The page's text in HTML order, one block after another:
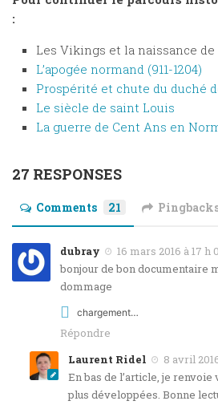
:
Les Vikings et la naissance
L’apogée normand (911-1204)
Prospérité et chute du duché
Le siècle de saint Louis
La guerre de Cent Ans en
27 RESPONSES
Comments 21
dubray
16 mars 2016 à 17 h
bonjour de bon documentaire
dommage
chargement…
Répondre
Laurent Ridel
8 avril
En bas de l’article, je
plus développées. Bonne